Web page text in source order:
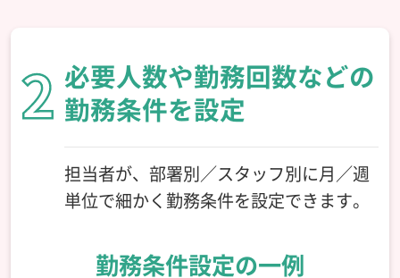
必要人数や勤務回数などの
勤務条件を設定
担当者が、部署別／スタッフ別に月／週
単位で細かく勤務条件を設定できます。
勤務条件設定の一例